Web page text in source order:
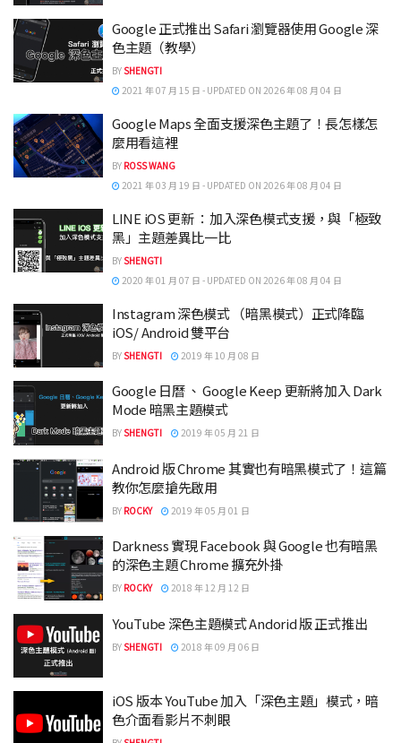
Google 正式推出 Safari 瀏覽器使用 Google 深
色主題（教學）
BYSHENGTI
2021 年 07 月 15 日 - UPDATED ON 2026 年 08 月 04 日
Google Maps 全面支援深色主題了！長怎樣怎
麼用看這裡
BY ROSS WANG
2021 年 03 月 19 日 - UPDATED ON 2026 年 08 月 04 日
LINE iOS 更新 ：加入深色模式支援，與「極致
黑」主題差異比一比
BYSHENGTI
2020 年 01 月 07 日 - UPDATED ON 2026 年 08 月 04 日
Instagram 深色模式 （暗黑模式）正式降臨
iOS/ Android 雙平台
BYSHENGTI 2019 年 10 月 08 日
Google 日曆 、 Google Keep 更新將加入 Dark
Mode 暗黑主題模式
BYSHENGTI 2019 年 05 月 21 日
Android 版 Chrome 其實也有暗黑模式了！這篇
教你怎麼搶先啟用
BY ROCKY 2019 年 05 月 01 日
Darkness 實現 Facebook 與 Google 也有暗黑
的深色主題 Chrome 擴充外掛
BY ROCKY 2018 年 12 月 12 日
YouTube 深色主題模式 Andorid 版 正式推出
BYSHENGTI 2018 年 09 月 06 日
iOS 版本 YouTube 加入「深色主題」模式，暗
色介面看影片不刺眼